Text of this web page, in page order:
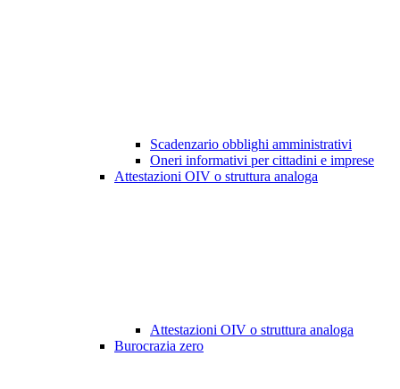
Scadenzario obblighi amministrativi
Oneri informativi per cittadini e imprese
Attestazioni OIV o struttura analoga
Attestazioni OIV o struttura analoga
Burocrazia zero